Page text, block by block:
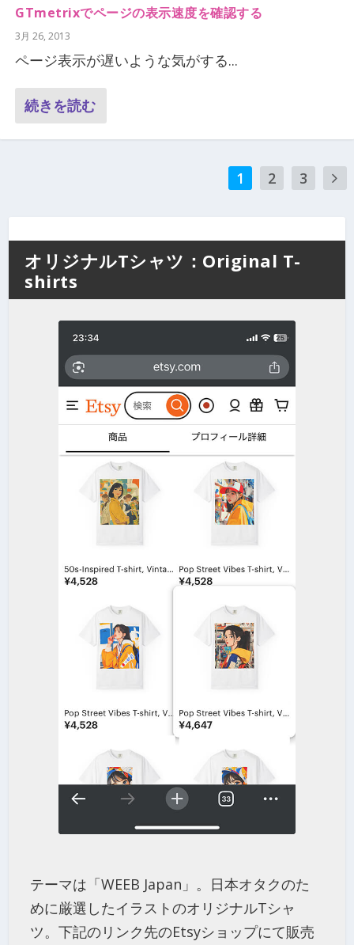
GTmetrixでページの表示速度を確認する
3月 26, 2013
ページ表示が遅いような気がする...
続きを読む
1 2 3
オリジナルTシャツ：Original T-
shirts
テーマは「WEEB Japan」。日本オタクのた
めに厳選したイラストのオリジナルTシャ
ツ。下記のリンク先のEtsyショップにて販売